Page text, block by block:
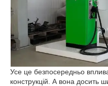
Усе це безпосередньо
конструкцій. А вона досить